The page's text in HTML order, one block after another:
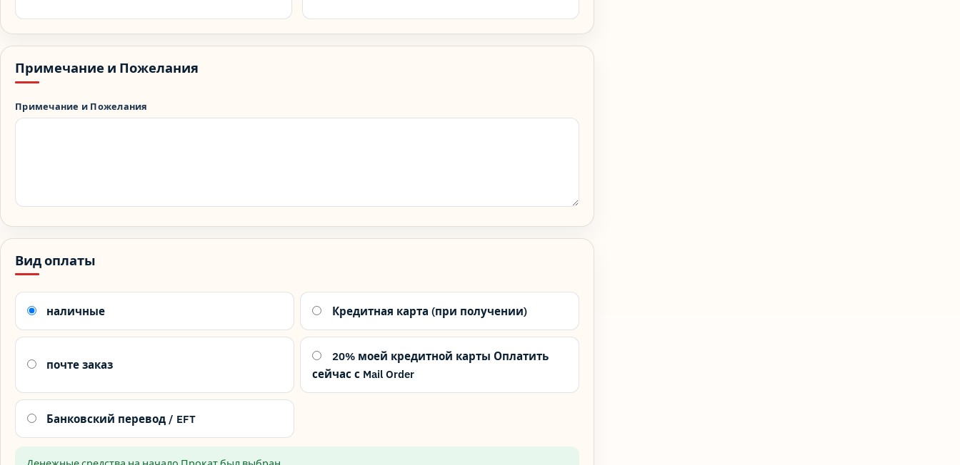
Примечание и Пожелания
Примечание и Пожелания
Вид оплаты
наличные Кредитная карта (при получении)
почте заказ
20% моей кредитной карты Оплатить
сейчас с Mail Order
Банковский перевод / EFT